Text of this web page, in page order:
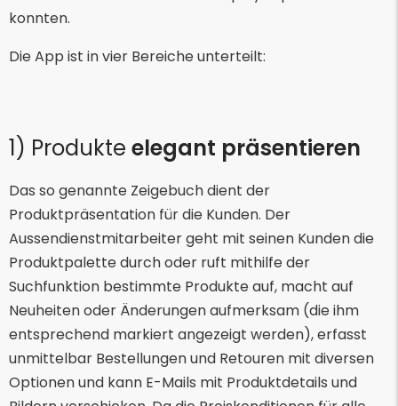
konnten.
Die App ist in vier Bereiche unterteilt:
1) Produkte elegant präsentieren
Das so genannte Zeigebuch dient der
Produktpräsentation für die Kunden. Der
Aussendienstmitarbeiter geht mit seinen Kunden die
Produktpalette durch oder ruft mithilfe der
Suchfunktion bestimmte Produkte auf, macht auf
Neuheiten oder Änderungen aufmerksam (die ihm
entsprechend markiert angezeigt werden), erfasst
unmittelbar Bestellungen und Retouren mit diversen
Optionen und kann E-Mails mit Produktdetails und